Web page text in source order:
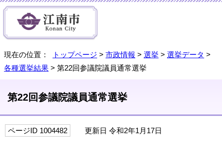
現在の位置： トップページ > 市政情報 > 選挙 > 選挙データ >
各種選挙結果 > 第22回参議院議員通常選挙
第22回参議院議員通常選挙
ページID 1004482 更新日 令和2年1月17日